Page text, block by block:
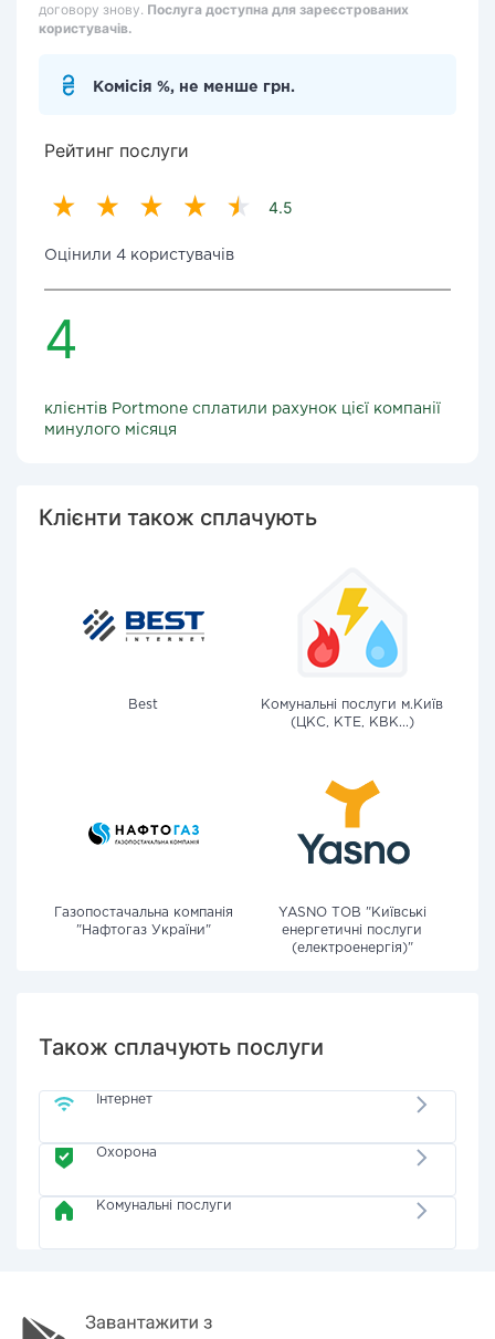
договору знову. Послуга доступна для зареєстрованих
користувачів.
Комісія %, не менше грн.
Рейтинг послуги
4.5
Оцінили 4 користувачів
4
клієнтів Portmone сплатили рахунок цієї компанії
минулого місяця
Клієнти також сплачують
Best
Комунальні послуги м.Київ
(ЦКС, КТЕ, КВК...)
Газопостачальна компанія
"Нафтогаз України"
YASNO ТОВ "Київські
енергетичні послуги
(електроенергія)"
Також сплачують послуги
Інтернет
Охорона
Комунальні послуги